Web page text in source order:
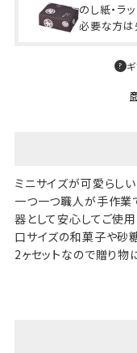
のし紙・ラ
必要な方は
ミニサイズが可愛らしい
一つ一つ職人が手作業
器として安心してご使
口サイズの和菓子や砂
2ヶセットなので贈り物